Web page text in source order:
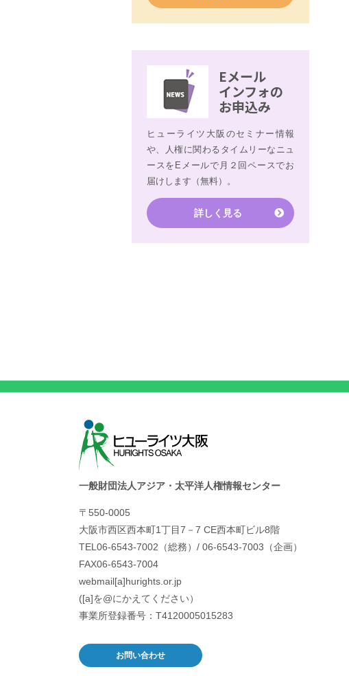
Eメール
インフォの
お申込み
ヒューライツ大阪のセミナー情報
や、人権に関わるタイムリーなニュ
ースをEメールで月２回ペースでお
届けします（無料）。
詳しく見る
一般財団法人アジア・太平洋人権情報センター
〒550-0005
大阪市西区西本町1丁目7－7 CE西本町ビル8階
TEL06-6543-7002（総務）/ 06-6543-7003（企画）
FAX06-6543-7004
webmail[a]hurights.or.jp
([a]を@にかえてください）
事業所登録番号：T4120005015283
お問い合わせ